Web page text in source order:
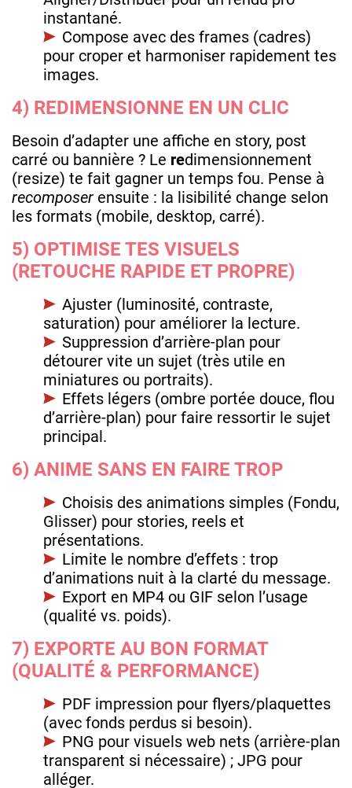
instantané.
Compose avec des frames (cadres)
pour croper et harmoniser rapidement tes
images.
4) REDIMENSIONNE EN UN CLIC
Besoin d’adapter une affiche en story, post
carré ou bannière ? Le redimensionnement
(resize) te fait gagner un temps fou. Pense à
recomposer ensuite : la lisibilité change selon
les formats (mobile, desktop, carré).
5) OPTIMISE TES VISUELS
(RETOUCHE RAPIDE ET PROPRE)
Ajuster (luminosité, contraste,
saturation) pour améliorer la lecture.
Suppression d’arrière-plan pour
détourer vite un sujet (très utile en
miniatures ou portraits).
Effets légers (ombre portée douce, flou
d’arrière-plan) pour faire ressortir le sujet
principal.
6) ANIME SANS EN FAIRE TROP
Choisis des animations simples (Fondu,
Glisser) pour stories, reels et
présentations.
Limite le nombre d’effets : trop
d’animations nuit à la clarté du message.
Export en MP4 ou GIF selon l’usage
(qualité vs. poids).
7) EXPORTE AU BON FORMAT
(QUALITÉ & PERFORMANCE)
PDF impression pour flyers/plaquettes
(avec fonds perdus si besoin).
PNG pour visuels web nets (arrière-plan
transparent si nécessaire) ; JPG pour
alléger.